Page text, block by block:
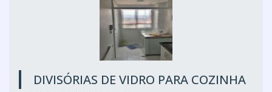
DIVISÓRIAS DE VIDRO PARA COZINHA